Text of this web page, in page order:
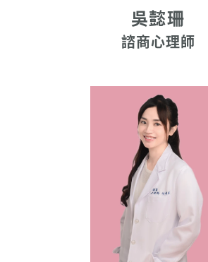
吳懿珊
諮商心理師